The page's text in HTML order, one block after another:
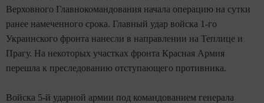
Верховного Главнокомандования начала операцию на сутки
ранее намеченного срока. Главный удар войска 1-го
Украинского фронта нанесли в направлении на Теплице и
Прагу. На некоторых участках фронта Красная Армия
перешла к преследованию отступающего противника.
Войска 5-й ударной армии под командованием генерала